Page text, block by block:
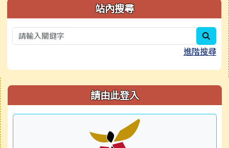
站內搜尋
進階搜尋
右邊區域內容 請由此登入